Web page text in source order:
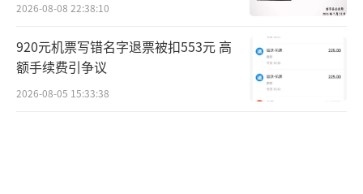
2026-08-08 22:38:10
920元机票写错名字退票被扣553元 高
额手续费引争议
2026-08-05 15:33:38